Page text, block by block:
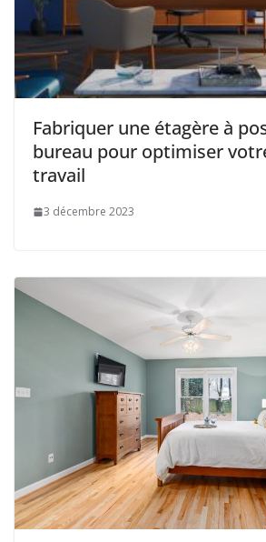
Fabriquer une étagère à
bureau pour optimiser
travail
3 décembre 2023